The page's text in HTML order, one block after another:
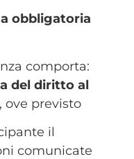
obbligatoria
comporta:
del diritto al
, ove previsto
il
comunicate